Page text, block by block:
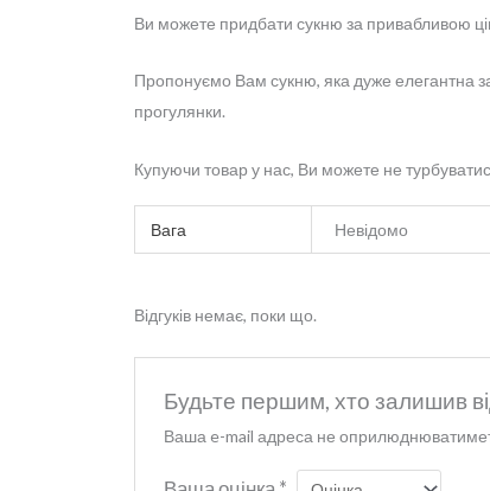
Ви можете придбати сукню за привабливою
Пропонуємо Вам сукню, яка дуже елегантна
прогулянки.
Купуючи товар у нас, Ви можете не
Вага Невідомо
Відгуків немає, поки що.
Будьте першим, хто залишив
Ваша e-mail адреса не